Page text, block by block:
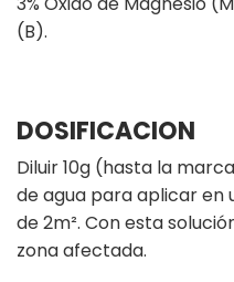
(B).
DOSIFICACION
Diluir 10g (hasta la
de agua para aplicar en
de 2m². Con esta
zona afectada.